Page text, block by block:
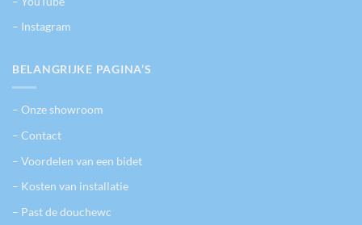
– Instagram
BELANGRIJKE PAGINA’S
– Onze showroom
– Contact
– Voordelen van een bidet
– Kosten van installatie
– Past de douchewc